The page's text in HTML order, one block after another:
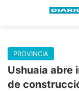
PROVINCIA
Ushuaia abre
de